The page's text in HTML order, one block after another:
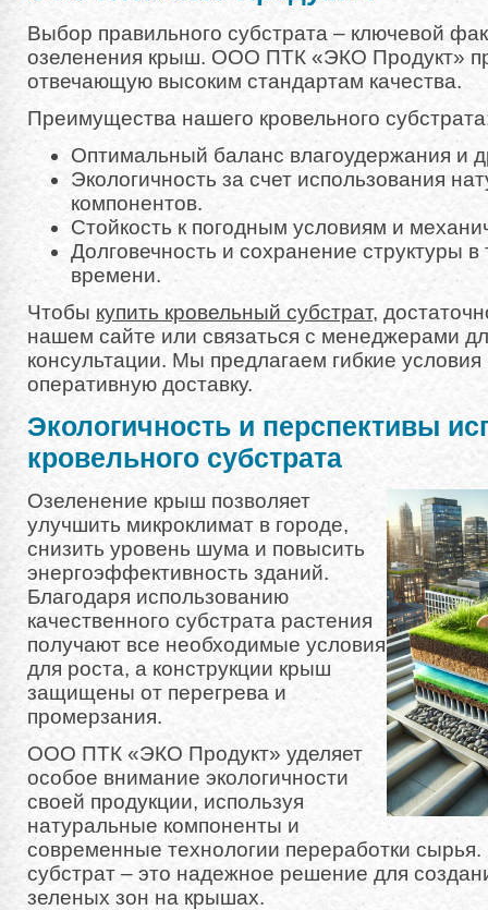
Выбор правильного субстрата – ключевой
озеленения крыш. ООО ПТК «ЭКО Продукт»
отвечающую высоким стандартам качества.
Преимущества нашего кровельного
Оптимальный баланс влагоудержания и
Экологичность за счет использования
компонентов.
Стойкость к погодным условиям и
Долговечность и сохранение структуры в
времени.
Чтобы купить кровельный субстрат,
нашем сайте или связаться с менеджерами
консультации. Мы предлагаем гибкие условия
оперативную доставку.
Экологичность и перспективы
кровельного субстрата
Озеленение крыш позволяет
улучшить микроклимат в городе,
снизить уровень шума и повысить
энергоэффективность зданий.
Благодаря использованию
качественного субстрата растения
получают все необходимые условия
для роста, а конструкции крыш
защищены от перегрева и
промерзания.
ООО ПТК «ЭКО Продукт» уделяет
особое внимание экологичности
своей продукции, используя
натуральные компоненты и
современные технологии переработки
субстрат – это надежное решение для
зеленых зон на крышах.